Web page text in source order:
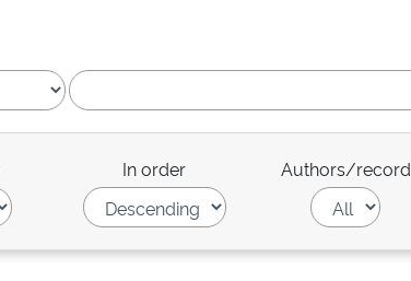
In order Authors/record